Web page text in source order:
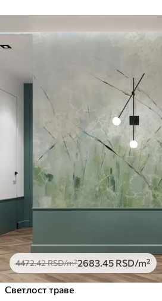
4472.42RSD/m²2683.45 RSD/m²
Светлост траве